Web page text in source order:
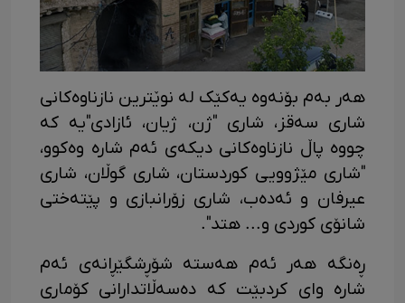
هەر بەم بۆنەوە یەكێک لە نوێترین نازناوەکانی
شاری سەقز، شاری "ژن، ژیان، ئازادی"یە کە
چووە پاڵ نازناوەکانی دیکەی ئەم شارە وەکوو،
"شاری مێژوویی کوردستان، شاری گوڵان، شاری
عیرفان و ئەدەب، شاری زۆرانبازی و پێتەختی
شانۆی کوردی و... هتد".
ڕەنگە هەر ئەم هەستە شۆڕشگێڕانەی ئەم
شارە وای کردبێت کە دەسەڵاتدارانی کۆماری